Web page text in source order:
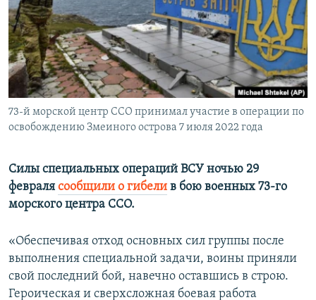
ПОБЕДИТЕЛЕЙ НЕ СУДЯТ?
КРЫМ.НЕПОКОРЕННЫЙ
ELIFBE
УКРАИНСКАЯ ПРОБЛЕМА КРЫМА
ПРИСОЕДИНЯЙТЕСЬ!
Все сайты RFE/RL
73-й морской центр ССО принимал участие в операции по
освобождению Змеиного острова 7 июля 2022 года
Силы специальных операций ВСУ ночью 29
февраля сообщили о гибели в бою военных 73-го
морского центра ССО.
«Обеспечивая отход основных сил группы после
выполнения специальной задачи, воины приняли
свой последний бой, навечно оставшись в строю.
Героическая и сверхсложная боевая работа